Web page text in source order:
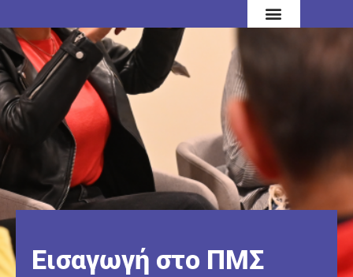
Εισαγωγή στο ΠΜΣ